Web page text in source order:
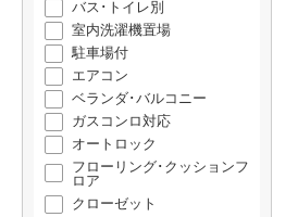
バス･トイレ別
室内洗濯機置場
駐車場付
エアコン
ベランダ･バルコニー
ガスコンロ対応
オートロック
フローリング･クッションフ
ロア
クローゼット